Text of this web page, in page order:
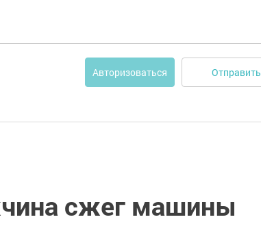
Авторизоваться Отправить
сжег машины